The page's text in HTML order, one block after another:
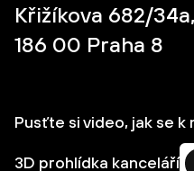
Křižíkova 682/
186 00 Praha 8
Pusťte si video, jak se k
3D prohlídka kanceláří